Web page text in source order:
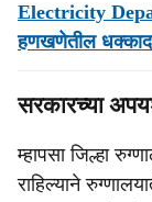
Electricity
हणखणेतील
सरकारच्या
म्हापसा जिल्हा
राहिल्याने